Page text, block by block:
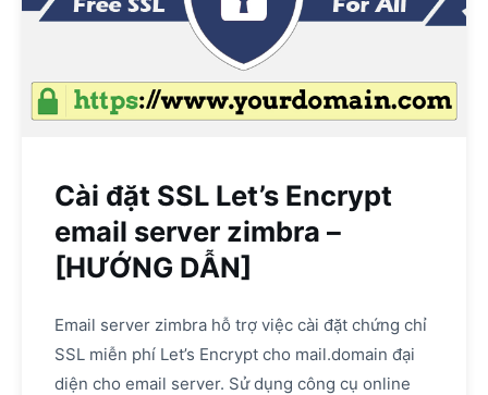
Cài đặt SSL Let’s Encrypt
email server zimbra –
[HƯỚNG DẪN]
Email server zimbra hỗ trợ việc cài đặt chứng chỉ
SSL miễn phí Let’s Encrypt cho mail.domain đại
diện cho email server. Sử dụng công cụ online